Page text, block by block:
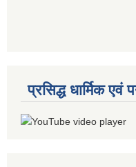
प्रसिद्ध धार्मिक एवं